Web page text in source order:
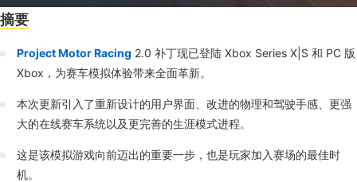
摘要
Project Motor Racing 2.0 补丁现已登陆 Xbox Series X|S 和 PC 版
Xbox，为赛车模拟体验带来全面革新。
本次更新引入了重新设计的用户界面、改进的物理和驾驶手感、更强
大的在线赛车系统以及更完善的生涯模式进程。
这是该模拟游戏向前迈出的重要一步，也是玩家加入赛场的最佳时
机。